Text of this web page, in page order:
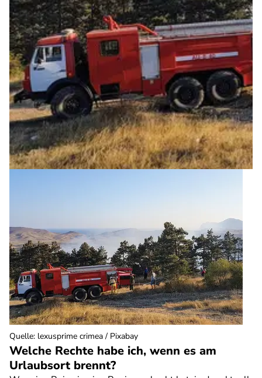
Welche Rechte habe ich, wenn es am
Urlaubsort brennt?
Quelle: lexusprime crimea / Pixabay